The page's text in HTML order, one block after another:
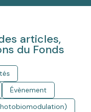
articles,
du Fonds
Évènement